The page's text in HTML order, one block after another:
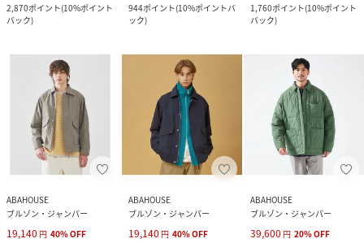
2,870ポイント(10%ポイント
バック)
944ポイント(10%ポイントバ
ック)
1,760ポイント(10%ポイント
バック)
ABAHOUSE
ブルゾン・ジャンパー
19,140 円 40%OFF
ABAHOUSE
ブルゾン・ジャンパー
19,140 円 40%OFF
ABAHOUSE
ブルゾン・ジャンパー
39,600 円 20%OFF